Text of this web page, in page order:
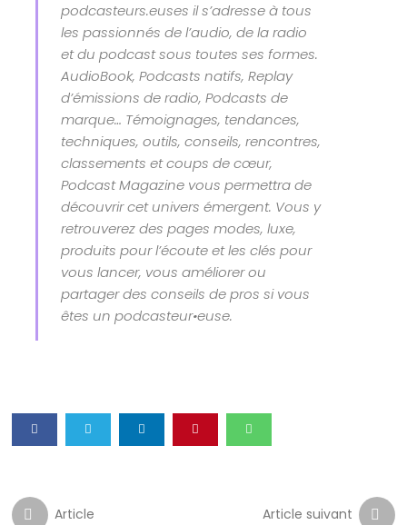
podcasteurs.euses il s’adresse à tous
les passionnés de l’audio, de la radio
et du podcast sous toutes ses formes.
AudioBook, Podcasts natifs, Replay
d’émissions de radio, Podcasts de
marque… Témoignages, tendances,
techniques, outils, conseils, rencontres,
classements et coups de cœur,
Podcast Magazine vous permettra de
découvrir cet univers émergent. Vous y
retrouverez des pages modes, luxe,
produits pour l’écoute et les clés pour
vous lancer, vous améliorer ou
partager des conseils de pros si vous
êtes un podcasteur•euse.
Article
Article suivant